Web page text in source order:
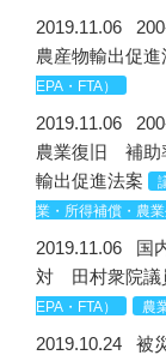
2019.11.06
農産物輸出促
EPA・FTA）
2019.11.06
農業復旧 補助
輸出促進法案
業・所得補償・農業
2019.11.06
国
対 田村衆院議
EPA・FTA）
農
2019.10.24
被